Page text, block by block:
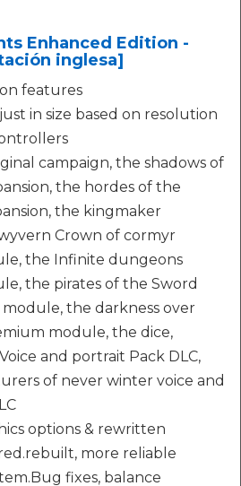
Enhanced Edition -
inglesa]
features
in size based on resolution
campaign, the shadows of
the hordes of the
the kingmaker
Crown of cormyr
the Infinite dungeons
the pirates of the Sword
the darkness over
module, the dice,
and portrait Pack DLC,
of never winter voice and
options & rewritten
more reliable
fixes, balance